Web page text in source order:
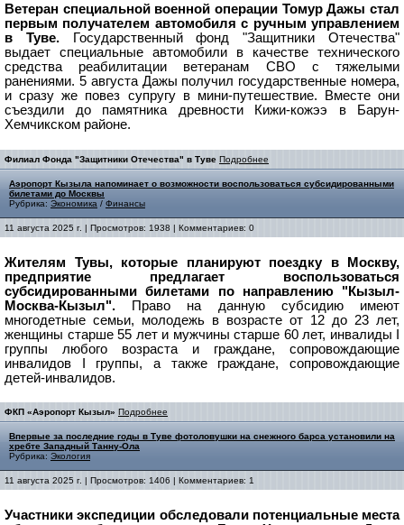
Ветеран специальной военной операции Томур Дажы стал
первым получателем автомобиля с ручным управлением
в Туве.Государственный фонд "Защитники Отечества"
выдает специальные автомобили в качестве технического
средства реабилитации ветеранам СВО с тяжелыми
ранениями. 5 августа Дажы получил государственные номера,
и сразу же повез супругу в мини-путешествие. Вместе они
съездили до памятника древности Кижи-кожээ в Барун-
Хемчикском районе.
Филиал Фонда "Защитники Отечества" в Туве Подробнее
Аэропорт Кызыла напоминает о возможности воспользоваться субсидированными
билетами до Москвы
Рубрика: Экономика / Финансы
11 августа 2025 г. | Просмотров: 1938 | Комментариев: 0
Жителям Тувы, которые планируют поездку в Москву,
предприятие предлагает воспользоваться
субсидированными билетами по направлению "Кызыл-
Москва-Кызыл". Право на данную субсидию имеют
многодетные семьи, молодежь в возрасте от 12 до 23 лет,
женщины старше 55 лет и мужчины старше 60 лет, инвалиды I
группы любого возраста и граждане, сопровождающие
инвалидов I группы, а также граждане, сопровождающие
детей-инвалидов.
ФКП «Аэропорт Кызыл» Подробнее
Впервые за последние годы в Туве фотоловушки на снежного барса установили на
хребте Западный Танну-Ола
Рубрика: Экология
11 августа 2025 г. | Просмотров: 1406 | Комментариев: 1
Участники экспедиции обследовали потенциальные места